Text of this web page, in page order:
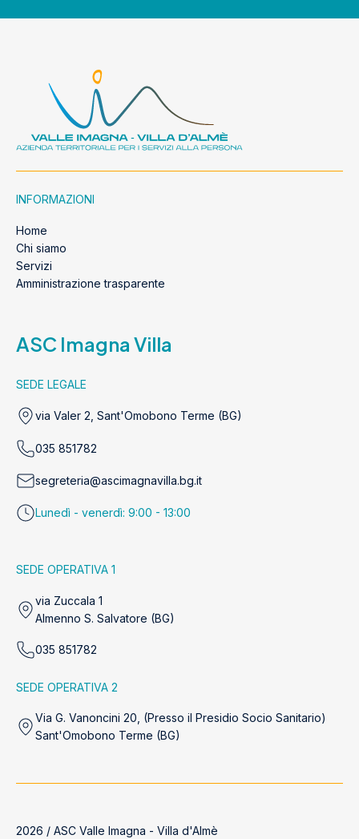
INFORMAZIONI
Home
Chi siamo
Servizi
Amministrazione trasparente
ASC Imagna Villa
SEDE LEGALE
via Valer 2, Sant'Omobono Terme (BG)
035 851782
segreteria@ascimagnavilla.bg.it
Lunedì - venerdì: 9:00 - 13:00
SEDE OPERATIVA 1
via Zuccala 1
Almenno S. Salvatore (BG)
035 851782
SEDE OPERATIVA 2
Via G. Vanoncini 20, (Presso il Presidio Socio Sanitario)
Sant'Omobono Terme (BG)
2026 / ASC Valle Imagna - Villa d'Almè